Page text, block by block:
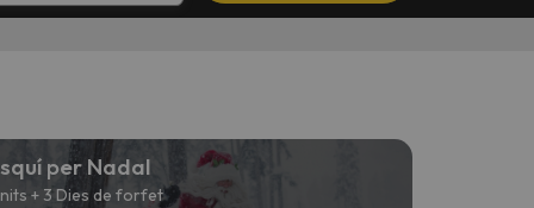
per Nadal
+ 3 Dies de forfet